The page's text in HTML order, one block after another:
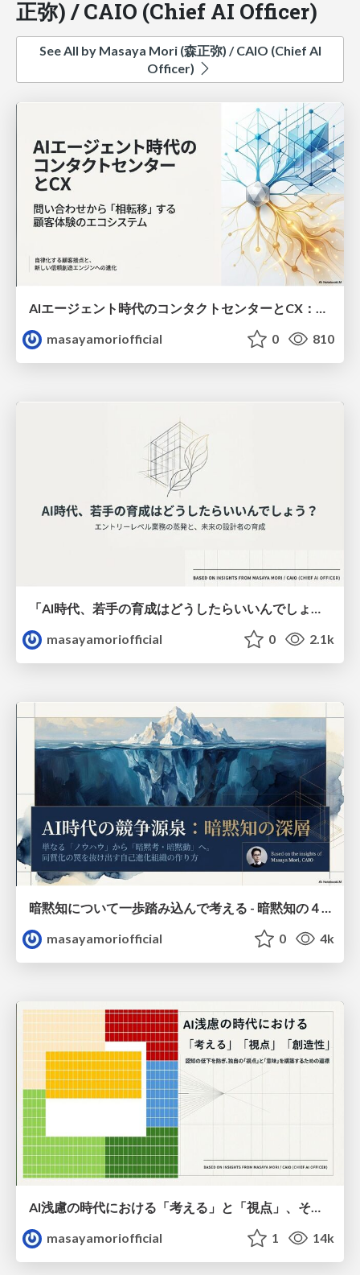
正弥) / CAIO (Chief AI Officer)
See All by Masaya Mori (森正弥) / CAIO (Chief AI
Officer)
AIエージェント時代のコンタクトセンターとCX：自律化する顧客接点と未来
masayamoriofficial
0 810
masayamoriofficial
0 2.1k
暗黙知について一歩踏み込んで考える - 暗黙知の４タイプと暗黙考・暗黙動へ
masayamoriofficial
0 4k
AI浅慮の時代における「考える」と「視点」、そして「創造性」
masayamoriofficial
1 14k